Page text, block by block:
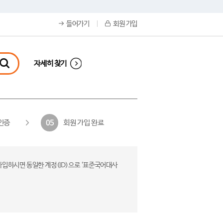
들어가기 회원 가입
자세히 찾기
증 05 회원 가입 완료
하시면 동일한 계정(ID)으로 ‘표준국어대사